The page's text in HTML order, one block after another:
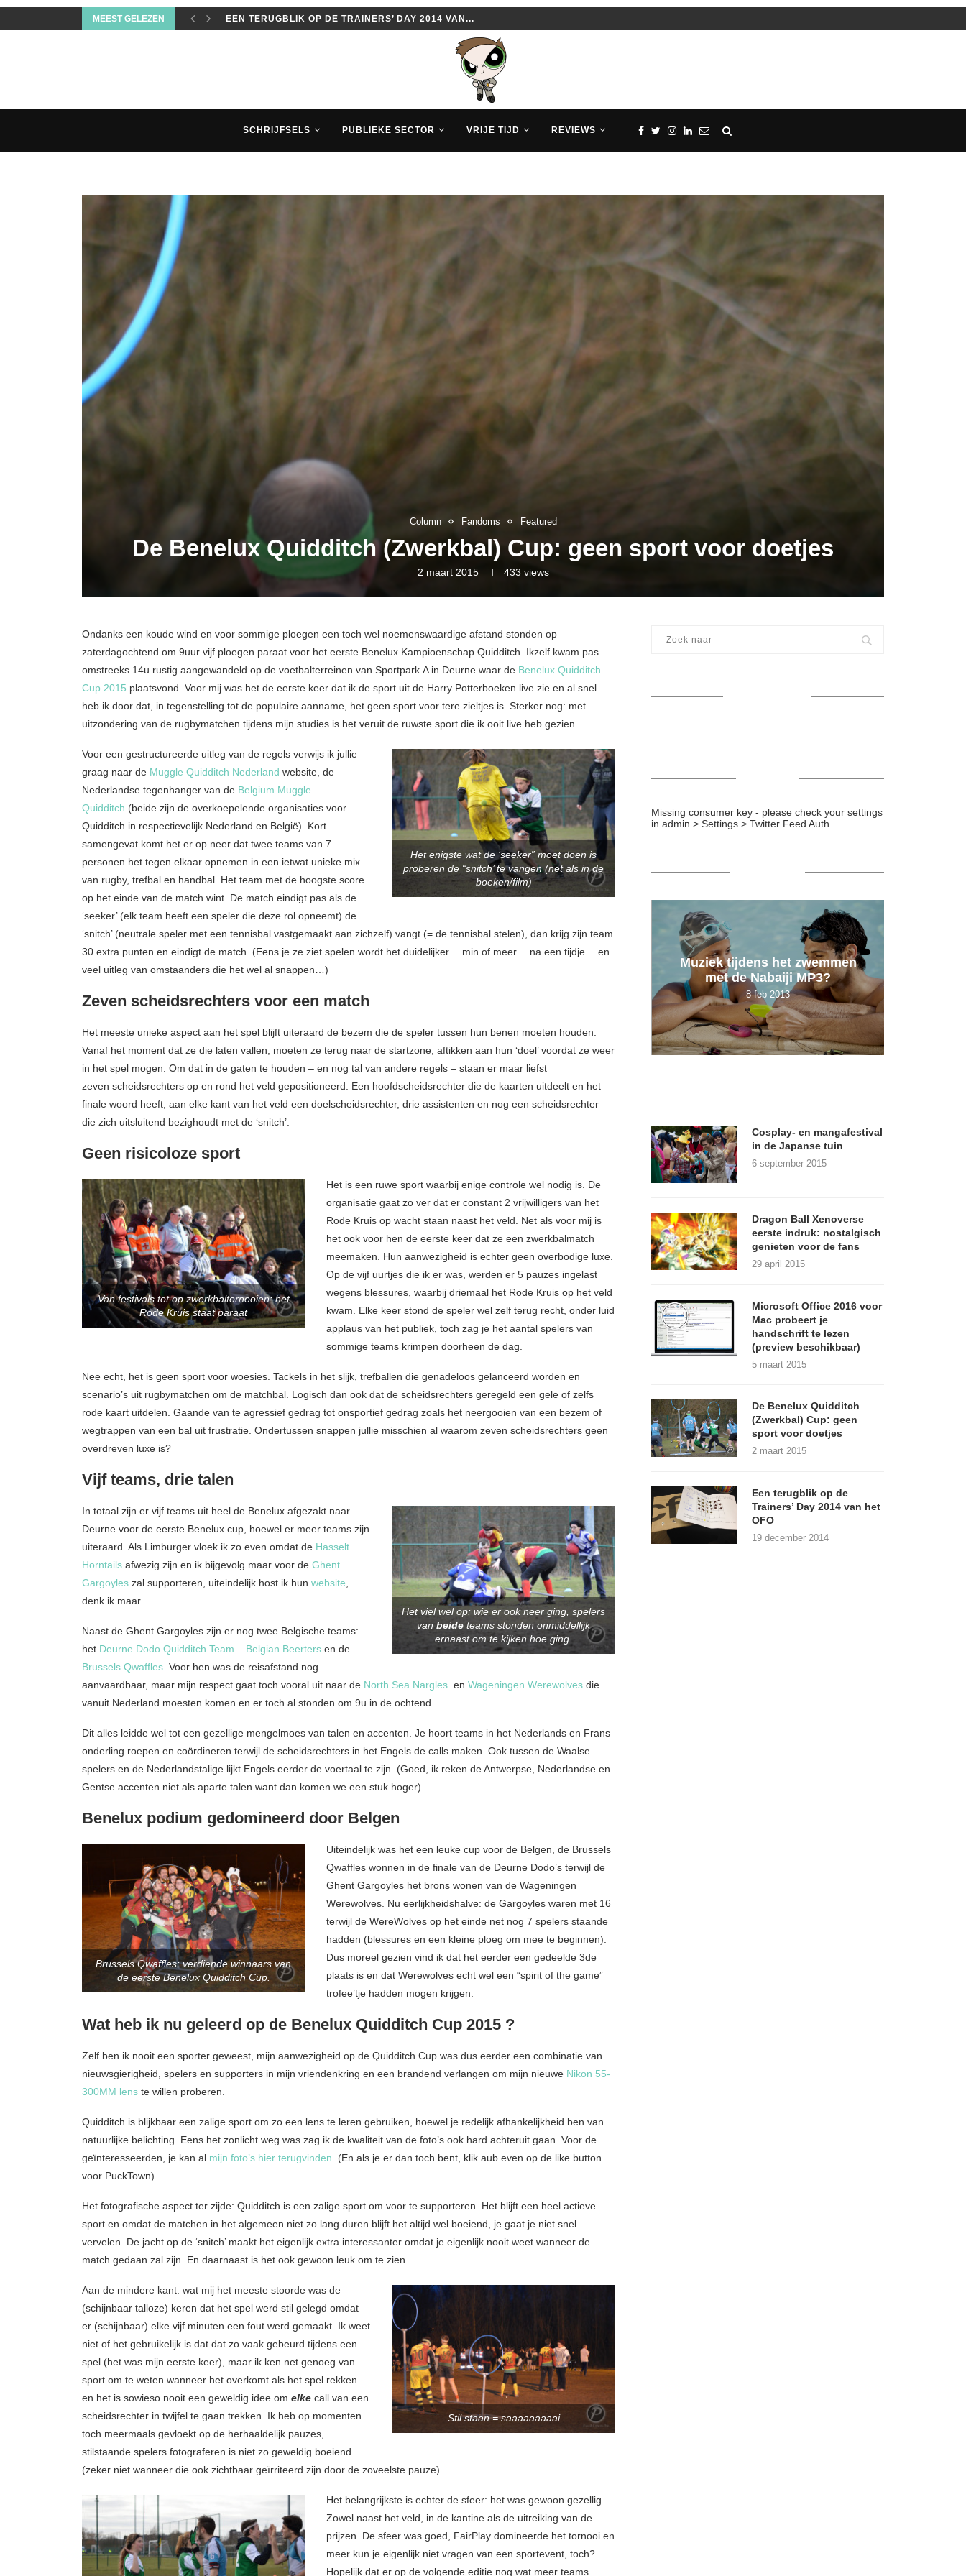
MEEST GELEZEN MIJN TOP 3 ACCESSOIRES VAN DE SURFACE PRO...
SCHRIJFSELS PUBLIEKE SECTOR VRIJE TIJD REVIEWS
Column Fandoms Featured
De Benelux Quidditch (Zwerkbal) Cup: geen sport voor doetjes
2 maart 2015 433views
Ondanks een koude wind en voor sommige ploegen een toch wel noemenswaardige afstand stonden op
zaterdagochtend om 9uur vijf ploegen paraat voor het eerste Benelux Kampioenschap Quidditch. Ikzelf kwam pas
omstreeks 14u rustig aangewandeld op de voetbalterreinen van Sportpark A in Deurne waar de Benelux Quidditch
Cup 2015 plaatsvond. Voor mij was het de eerste keer dat ik de sport uit de Harry Potterboeken live zie en al snel
heb ik door dat, in tegenstelling tot de populaire aanname, het geen sport voor tere zieltjes is. Sterker nog: met
uitzondering van de rugbymatchen tijdens mijn studies is het veruit de ruwste sport die ik ooit live heb gezien.
Het enigste wat de ‘seeker” moet doen is
proberen de “snitch’ te vangen (net als in de
boeken/film)
Voor een gestructureerde uitleg van de regels verwijs ik jullie
graag naar de Muggle Quidditch Nederland website, de
Nederlandse tegenhanger van de Belgium Muggle
Quidditch (beide zijn de overkoepelende organisaties voor
Quidditch in respectievelijk Nederland en België). Kort
samengevat komt het er op neer dat twee teams van 7
personen het tegen elkaar opnemen in een ietwat unieke mix
van rugby, trefbal en handbal. Het team met de hoogste score
op het einde van de match wint. De match eindigt pas als de
‘seeker’ (elk team heeft een speler die deze rol opneemt) de
‘snitch’ (neutrale speler met een tennisbal vastgemaakt aan zichzelf) vangt (= de tennisbal stelen), dan krijg zijn team
30 extra punten en eindigt de match. (Eens je ze ziet spelen wordt het duidelijker… min of meer… na een tijdje… en
veel uitleg van omstaanders die het wel al snappen…)
Zeven scheidsrechters voor een match
Het meeste unieke aspect aan het spel blijft uiteraard de bezem die de speler tussen hun benen moeten houden.
Vanaf het moment dat ze die laten vallen, moeten ze terug naar de startzone, aftikken aan hun ‘doel’ voordat ze weer
in het spel mogen. Om dat in de gaten te houden – en nog tal van andere regels – staan er maar liefst
zeven scheidsrechters op en rond het veld gepositioneerd. Een hoofdscheidsrechter die de kaarten uitdeelt en het
finale woord heeft, aan elke kant van het veld een doelscheidsrechter, drie assistenten en nog een scheidsrechter
die zich uitsluitend bezighoudt met de ‘snitch’.
Geen risicoloze sport
Van festivals tot op zwerkbaltornooien: het
Rode Kruis staat paraat
Het is een ruwe sport waarbij enige controle wel nodig is. De
organisatie gaat zo ver dat er constant 2 vrijwilligers van het
Rode Kruis op wacht staan naast het veld. Net als voor mij is
het ook voor hen de eerste keer dat ze een zwerkbalmatch
meemaken. Hun aanwezigheid is echter geen overbodige luxe.
Op de vijf uurtjes die ik er was, werden er 5 pauzes ingelast
wegens blessures, waarbij driemaal het Rode Kruis op het veld
kwam. Elke keer stond de speler wel zelf terug recht, onder luid
applaus van het publiek, toch zag je het aantal spelers van
sommige teams krimpen doorheen de dag.
Nee echt, het is geen sport voor woesies. Tackels in het slijk, trefballen die genadeloos gelanceerd worden en
scenario’s uit rugbymatchen om de matchbal. Logisch dan ook dat de scheidsrechters geregeld een gele of zelfs
rode kaart uitdelen. Gaande van te agressief gedrag tot onsportief gedrag zoals het neergooien van een bezem of
wegtrappen van een bal uit frustratie. Ondertussen snappen jullie misschien al waarom zeven scheidsrechters geen
overdreven luxe is?
Vijf teams, drie talen
Het viel wel op: wie er ook neer ging, spelers
vanbeide teams stonden onmiddellijk
ernaast om te kijken hoe ging.
In totaal zijn er vijf teams uit heel de Benelux afgezakt naar
Deurne voor de eerste Benelux cup, hoewel er meer teams zijn
uiteraard. Als Limburger vloek ik zo even omdat de Hasselt
Horntails afwezig zijn en ik bijgevolg maar voor de Ghent
Gargoyles zal supporteren, uiteindelijk host ik hun website
denk ik maar.
Naast de Ghent Gargoyles zijn er nog twee Belgische teams:
het Deurne Dodo Quidditch Team – Belgian Beerters en de
Brussels Qwaffles . Voor hen was de reisafstand nog
aanvaardbaar, maar mijn respect gaat toch vooral uit naar de North Sea Nargles en Wageningen Werewolves die
vanuit Nederland moesten komen en er toch al stonden om 9u in de ochtend.
Dit alles leidde wel tot een gezellige mengelmoes van talen en accenten. Je hoort teams in het Nederlands en Frans
onderling roepen en coördineren terwijl de scheidsrechters in het Engels de calls maken. Ook tussen de Waalse
spelers en de Nederlandstalige lijkt Engels eerder de voertaal te zijn. (Goed, ik reken de Antwerpse, Nederlandse en
Gentse accenten niet als aparte talen want dan komen we een stuk hoger)
Benelux podium gedomineerd door Belgen
Brussels Qwaffles: verdiende winnaars van
de eerste Benelux Quidditch Cup.
Uiteindelijk was het een leuke cup voor de Belgen, de Brussels
Qwaffles wonnen in de finale van de Deurne Dodo’s terwijl de
Ghent Gargoyles het brons wonen van de Wageningen
Werewolves. Nu eerlijkheidshalve: de Gargoyles waren met 16
terwijl de WereWolves op het einde net nog 7 spelers staande
hadden (blessures en een kleine ploeg om mee te beginnen).
Dus moreel gezien vind ik dat het eerder een gedeelde 3de
plaats is en dat Werewolves echt wel een “spirit of the game”
trofee’tje hadden mogen krijgen.
Wat heb ik nu geleerd op de Benelux Quidditch Cup 2015 ?
Zelf ben ik nooit een sporter geweest, mijn aanwezigheid op de Quidditch Cup was dus eerder een combinatie van
nieuwsgierigheid, spelers en supporters in mijn vriendenkring en een brandend verlangen om mijn nieuwe Nikon 55-
300MM lens te willen proberen.
Quidditch is blijkbaar een zalige sport om zo een lens te leren gebruiken, hoewel je redelijk afhankelijkheid ben van
natuurlijke belichting. Eens het zonlicht weg was zag ik de kwaliteit van de foto’s ook hard achteruit gaan. Voor de
geïnteresseerden, je kan al mijn foto’s hier terugvinden.
(En als je er dan toch bent, klik aub even op de like button
voor PuckTown).
Het fotografische aspect ter zijde: Quidditch is een zalige sport om voor te supporteren. Het blijft een heel actieve
sport en omdat de matchen in het algemeen niet zo lang duren blijft het altijd wel boeiend, je gaat je niet snel
vervelen. De jacht op de ‘snitch’ maakt het eigenlijk extra interessanter omdat je eigenlijk nooit weet wanneer de
match gedaan zal zijn. En daarnaast is het ook gewoon leuk om te zien.
Stil staan = saaaaaaaaai
Aan de mindere kant: wat mij het meeste stoorde was de
(schijnbaar talloze) keren dat het spel werd stil gelegd omdat
er (schijnbaar) elke vijf minuten een fout werd gemaakt. Ik weet
niet of het gebruikelijk is dat dat zo vaak gebeurd tijdens een
spel (het was mijn eerste keer), maar ik ken net genoeg van
sport om te weten wanneer het overkomt als het spel rekken
en het is sowieso nooit een geweldig idee om elke call van een
scheidsrechter in twijfel te gaan trekken. Ik heb op momenten
toch meermaals gevloekt op de herhaaldelijk pauzes,
stilstaande spelers fotograferen is niet zo geweldig boeiend
(zeker niet wanneer die ook zichtbaar geïrriteerd zijn door de zoveelste pauze).
Het belangrijkste is echter de sfeer: het was gewoon gezellig.
Zowel naast het veld, in de kantine als de uitreiking van de
prijzen. De sfeer was goed, FairPlay domineerde het tornooi en
meer kun je eigenlijk niet vragen van een sportevent, toch?
Hopelijk dat er op de volgende editie nog wat meer teams
Missing consumer key - please check your settings
in admin > Settings > Twitter Feed Auth
en mangafestival in de
Japanse tuin
6 sep 2015
How to keep your smartphone
charged at Tomorrowland
Muziek tijdens het zwemmen
met de Nabaiji MP3?
8 feb 2013
Cosplay- en mangafestival
in de Japanse tuin
6 september 2015
Dragon Ball Xenoverse
eerste indruk: nostalgisch
genieten voor de fans
29 april 2015
Microsoft Office 2016 voor
Mac probeert je
handschrift te lezen
(preview beschikbaar)
5 maart 2015
De Benelux Quidditch
(Zwerkbal) Cup: geen
sport voor doetjes
2 maart 2015
Een terugblik op de
Trainers’ Day 2014 van het
OFO
19 december 2014